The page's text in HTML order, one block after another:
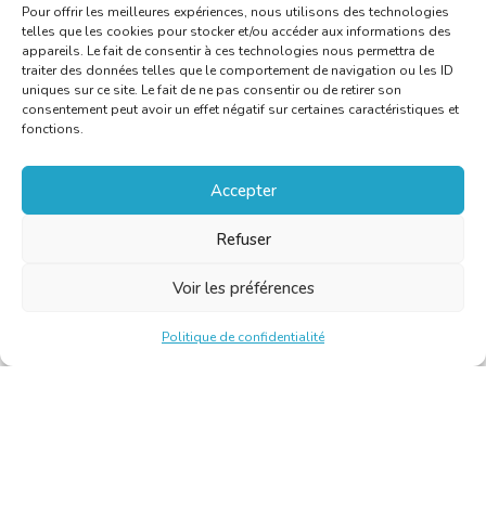
Pour offrir les meilleures expériences, nous utilisons des technologies
telles que les cookies pour stocker et/ou accéder aux informations des
appareils. Le fait de consentir à ces technologies nous permettra de
traiter des données telles que le comportement de navigation ou les ID
uniques sur ce site. Le fait de ne pas consentir ou de retirer son
consentement peut avoir un effet négatif sur certaines caractéristiques et
fonctions.
Accepter
Refuser
Voir les préférences
Politique de confidentialité